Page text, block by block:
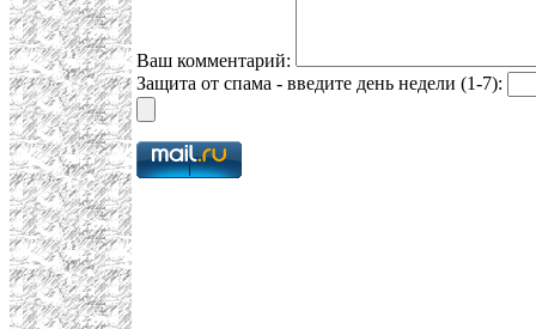
Ваш комментарий:
Защита от спама - введите день недели (1-7):